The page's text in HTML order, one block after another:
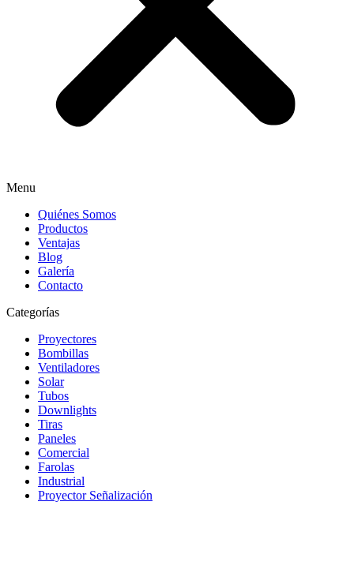
Menu
Quiénes Somos
Productos
Ventajas
Blog
Galería
Contacto
Categorías
Proyectores
Bombillas
Ventiladores
Solar
Tubos
Downlights
Tiras
Paneles
Comercial
Farolas
Industrial
Proyector Señalización